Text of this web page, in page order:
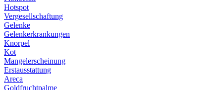
Hotspot
Vergesellschaftung
Gelenke
Gelenkerkrankungen
Knorpel
Kot
Mangelerscheinung
Erstausstattung
Areca
Goldfruchtpalme